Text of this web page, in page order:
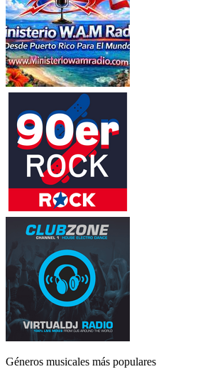
Géneros musicales más populares